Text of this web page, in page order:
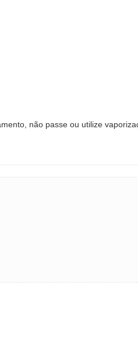
não passe ou utilize